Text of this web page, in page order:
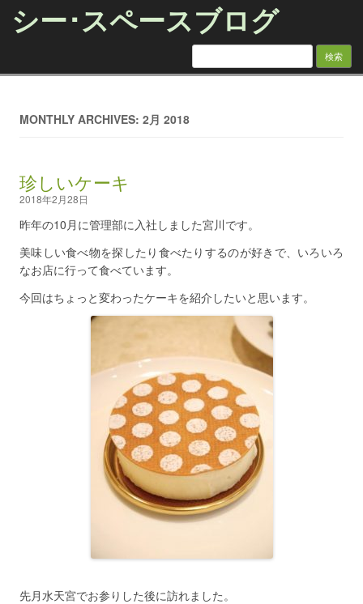
シー･スペースブログ
検索:
MONTHLY ARCHIVES: 2月 2018
珍しいケーキ
2018年2月28日
昨年の10月に管理部に入社しました宮川です。
美味しい食べ物を探したり食べたりするのが好きで、いろいろ
なお店に行って食べています。
今回はちょっと変わったケーキを紹介したいと思います。
先月水天宮でお参りした後に訪れました。